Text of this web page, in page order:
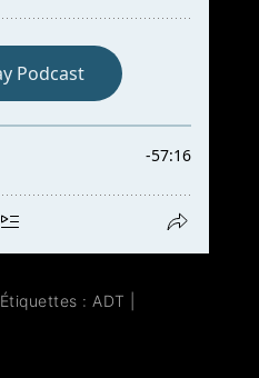
Étiquettes : ADT